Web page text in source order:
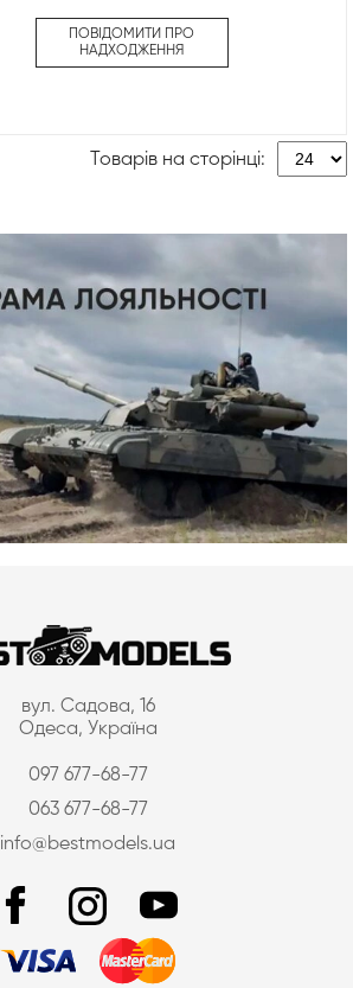
ПОВІДОМИТИ ПРО
НАДХОДЖЕННЯ
Товарів на сторінці:
вул. Садова, 16
Одеса, Україна
097 677-68-77
063 677-68-77
info@bestmodels.ua